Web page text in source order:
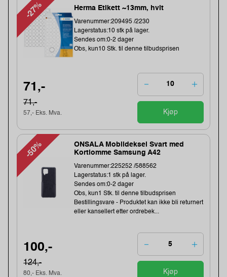
-27% Herma Etikett ~13mm, hvit
Varenummer:209495 /2230
Lagerstatus:10 stk på lager.
Sendes om:0-2 dager
Obs, kun10 Stk. til denne tilbudsprisen
71,-
71,-
57,- Eks. Mva. Kjøp
-50%
ONSALA Mobildeksel Svart med
Kortlomme Samsung A42
Varenummer:225252 /588562
Lagerstatus:1 stk på lager.
Sendes om:0-2 dager
Obs, kun1 Stk. til denne tilbudsprisen
Bestillingsvare - Produktet kan ikke bli returnert
eller kansellert etter ordrebek...
100,-
124,-
80,- Eks. Mva. Kjøp